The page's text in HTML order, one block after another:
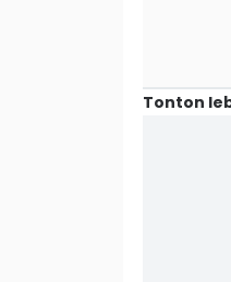
Tonton